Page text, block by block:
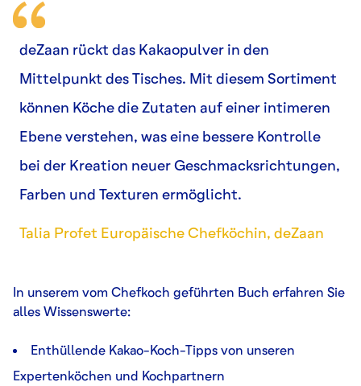
deZaan rückt das Kakaopulver in den
Mittelpunkt des Tisches. Mit diesem Sortiment
können Köche die Zutaten auf einer intimeren
Ebene verstehen, was eine bessere Kontrolle
bei der Kreation neuer Geschmacksrichtungen,
Farben und Texturen ermöglicht.
Talia Profet Europäische Chefköchin, deZaan
In unserem vom Chefkoch geführten Buch erfahren Sie
alles Wissenswerte:
Enthüllende Kakao-Koch-Tipps von unseren
Expertenköchen und Kochpartnern